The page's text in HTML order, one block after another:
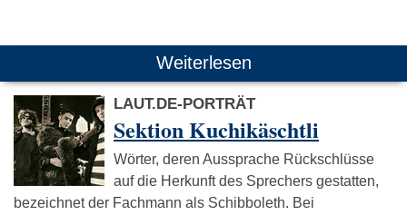
Weiterlesen
LAUT.DE-PORTRÄT
Sektion Kuchikäschtli
Wörter, deren Aussprache Rückschlüsse
auf die Herkunft des Sprechers gestatten,
bezeichnet der Fachmann als Schibboleth. Bei